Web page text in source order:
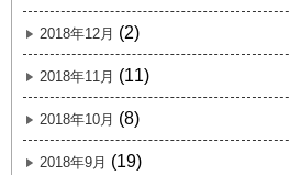
2018年12月 (2)
2018年11月 (11)
2018年10月 (8)
2018年9月 (19)